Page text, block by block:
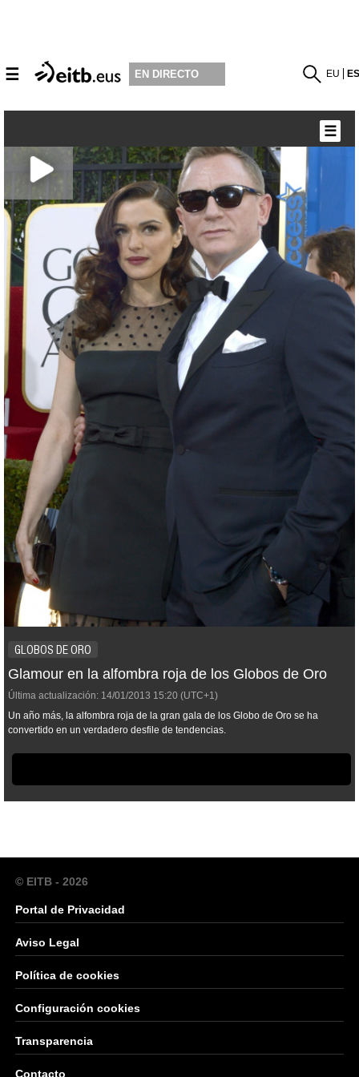
☰ EN DIRECTO EU
GLOBOS DE ORO
Glamour en la alfombra roja de los Globos de Oro
Última actualización: 14/01/2013 15:20 (UTC+1)
Un año más, la alfombra roja de la gran gala de los Globo de Oro se ha
convertido en un verdadero desfile de tendencias.
☰
© EITB - 2026
Portal de Privacidad
Aviso Legal
Política de cookies
Configuración cookies
Transparencia
Contacto